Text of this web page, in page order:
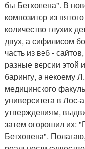
бы Бетховена". В
композитор из
количество глухих
двух, а сифилисом
часть из веб -
разные версии этой
барингу, а некоему
медицинского
университета в Лос-
утверждениям,
затем огорошил их:
Бетховена".